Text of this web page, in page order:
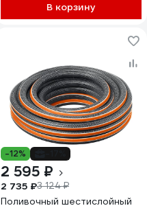
В корзину
-12%
2 595 ₽
2 735 ₽3 124 ₽
Поливочный шестислойный